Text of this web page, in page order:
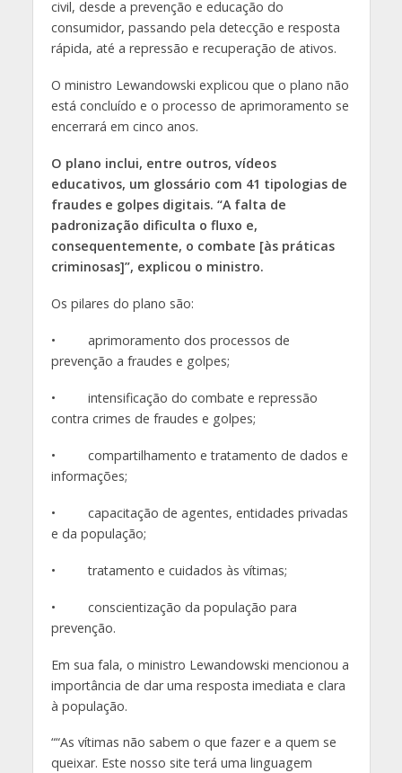
civil, desde a prevenção e educação do
consumidor, passando pela detecção e resposta
rápida, até a repressão e recuperação de ativos.
O ministro Lewandowski explicou que o plano não
está concluído e o processo de aprimoramento se
encerrará em cinco anos.
O plano inclui, entre outros, vídeos
educativos, um glossário com 41 tipologias de
fraudes e golpes digitais. “A falta de
padronização dificulta o fluxo e,
consequentemente, o combate [às práticas
criminosas]”, explicou o ministro.
Os pilares do plano são:
• aprimoramento dos processos de
prevenção a fraudes e golpes;
• intensificação do combate e repressão
contra crimes de fraudes e golpes;
• compartilhamento e tratamento de dados e
informações;
• capacitação de agentes, entidades privadas
e da população;
• tratamento e cuidados às vítimas;
• conscientização da população para
prevenção.
Em sua fala, o ministro Lewandowski mencionou a
importância de dar uma resposta imediata e clara
à população.
““As vítimas não sabem o que fazer e a quem se
queixar. Este nosso site terá uma linguagem